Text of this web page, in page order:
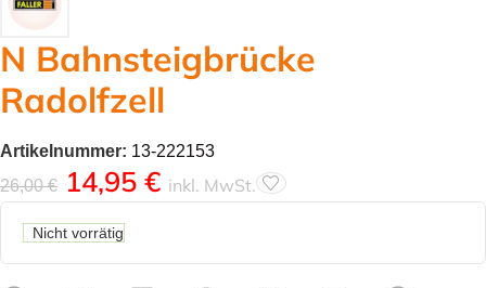
N Bahnsteigbrücke
Radolfzell
Artikelnummer: 13-222153
26,00€ 14,95 € inkl. MwSt.
Nicht vorrätig